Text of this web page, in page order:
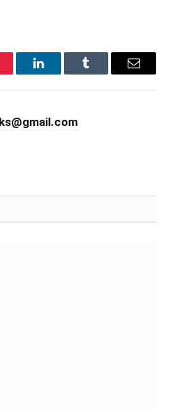
LinkedInTumblr Email